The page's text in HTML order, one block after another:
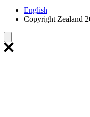
English
Copyright Zealand